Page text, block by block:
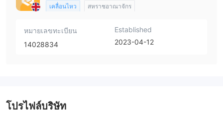
เคลื่อนไหว สหราชอาณาจักร
หมายเลขทะเบียน
14028834
Established
2023-04-12
โปรไฟล์บริษัท